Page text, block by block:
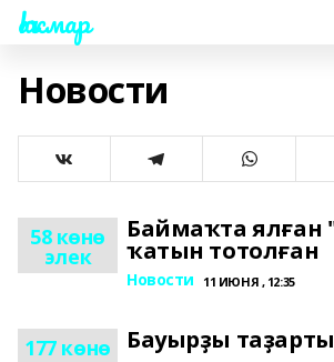
Һаҡмар
Новости
58 көнө
элек
Баймаҡта ялған
ҡатын тотолған
Новости 11 ИЮНЯ , 12:35
177 көнө Бауырҙы